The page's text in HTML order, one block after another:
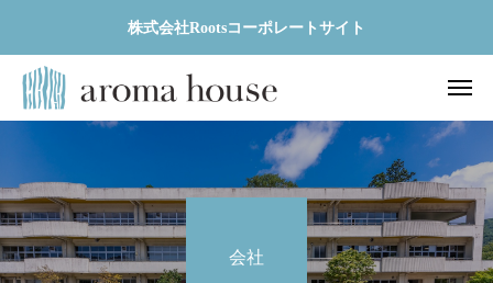
株式会社Rootsコーポレートサイト
会社